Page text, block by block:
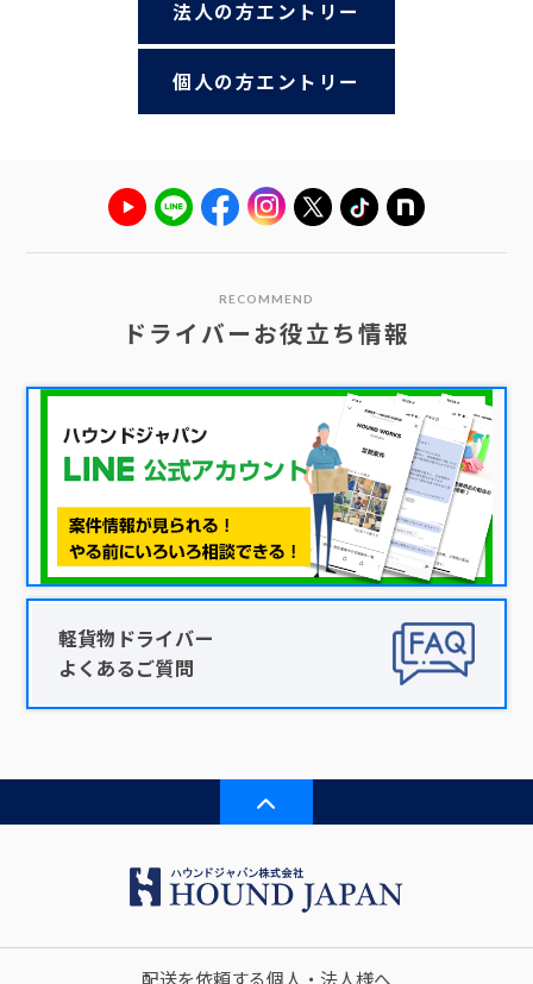
法人の方エントリー
個人の方エントリー
RECOMMEND
ドライバーお役立ち情報
軽貨物ドライバー
よくあるご質問
配送を依頼する個人・法人様へ